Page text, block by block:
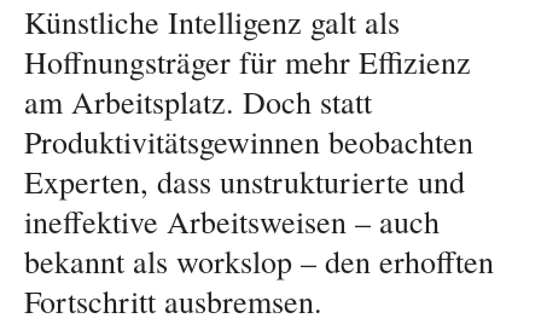
Künstliche Intelligenz galt als
Hoffnungsträger für mehr Effizienz
am Arbeitsplatz. Doch statt
Produktivitätsgewinnen beobachten
Experten, dass unstrukturierte und
ineffektive Arbeitsweisen – auch
bekannt als workslop – den erhofften
Fortschritt ausbremsen.